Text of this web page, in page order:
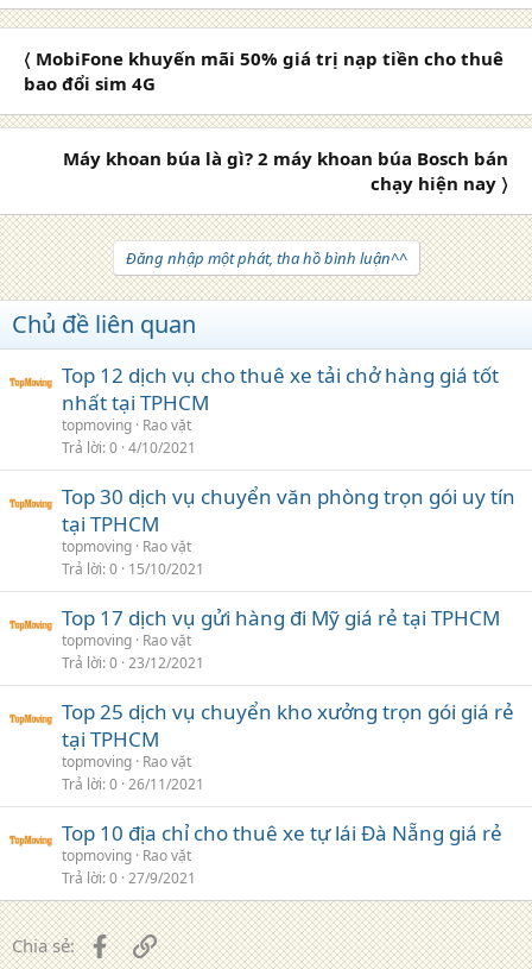
〈 MobiFone khuyến mãi 50% giá trị nạp tiền cho thuê
bao đổi sim 4G
Máy khoan búa là gì? 2 máy khoan búa Bosch bán
chạy hiện nay 〉
Đăng nhập một phát, tha hồ bình luận^^
Chủ đề liên quan
Top 12 dịch vụ cho thuê xe tải chở hàng giá tốt
nhất tại TPHCM
topmoving Rao vặt
Trả lời 0 4/10/2021
Top 30 dịch vụ chuyển văn phòng trọn gói uy tín
tại TPHCM
topmoving Rao vặt
Trả lời 0 15/10/2021
Top 17 dịch vụ gửi hàng đi Mỹ giá rẻ tại TPHCM
topmoving Rao vặt
Trả lời 0 23/12/2021
Top 25 dịch vụ chuyển kho xưởng trọn gói giá rẻ
tại TPHCM
topmoving Rao vặt
Trả lời 0 26/11/2021
Top 10 địa chỉ cho thuê xe tự lái Đà Nẵng giá rẻ
topmoving Rao vặt
Trả lời 0 27/9/2021
Chia sẻ: FacebookLiên kết